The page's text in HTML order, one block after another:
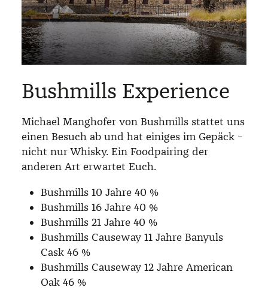
Bushmills Experience
Michael Manghofer von Bushmills stattet uns
einen Besuch ab und hat einiges im Gepäck –
nicht nur Whisky. Ein Foodpairing der
anderen Art erwartet Euch.
Bushmills 10 Jahre 40 %
Bushmills 16 Jahre 40 %
Bushmills 21 Jahre 40 %
Bushmills Causeway 11 Jahre Banyuls
Cask 46 %
Bushmills Causeway 12 Jahre American
Oak 46 %